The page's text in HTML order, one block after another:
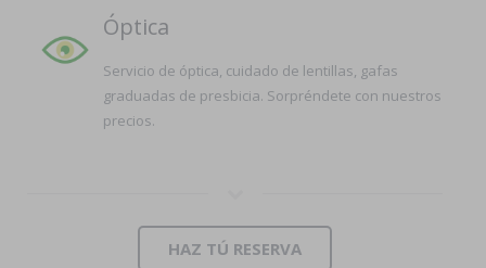
Óptica
Servicio de óptica, cuidado de lentillas, gafas
graduadas de presbicia. Sorpréndete con nuestros
precios.
HAZ TÚ RESERVA